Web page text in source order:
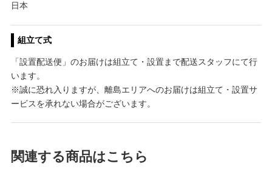
日本
組立て式
「設置配送便」のお届けは組立て・設置まで配送スタッフにて行
います。
※誠に恐れ入りますが、離島エリアへのお届けは組立て・設置サ
ービスを承れない場合がございます。
関連する商品はこちら